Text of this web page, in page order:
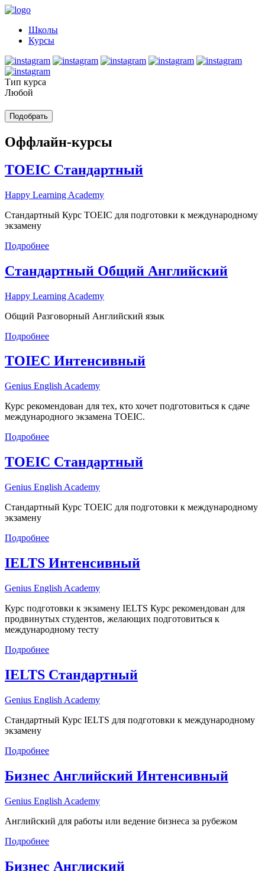
Школы
Курсы
Тип курса
Любой
Оффлайн-курсы
TOEIC Стандартный
Happy Learning Academy
Стандартный Курс TOEIC для подготовки к международному
экзамену
Подробнее
Стандартный Общий Английский
Happy Learning Academy
Общий Разговорный Английский язык
Подробнее
TOIEC Интенсивный
Genius English Academy
Курс рекомендован для тех, кто хочет подготовиться к сдаче
международного экзамена TOEIC.
Подробнее
TOEIC Стандартный
Genius English Academy
Стандартный Курс TOEIC для подготовки к международному
экзамену
Подробнее
IELTS Интенсивный
Genius English Academy
Курс подготовки к экзамену IELTS Курс рекомендован для
продвинутых студентов, желающих подготовиться к
международному тесту
Подробнее
IELTS Стандартный
Genius English Academy
Стандартный Курс IELTS для подготовки к международному
экзамену
Подробнее
Бизнес Английский Интенсивный
Genius English Academy
Английский для работы или ведение бизнеса за рубежом
Подробнее
Бизнес Англиский